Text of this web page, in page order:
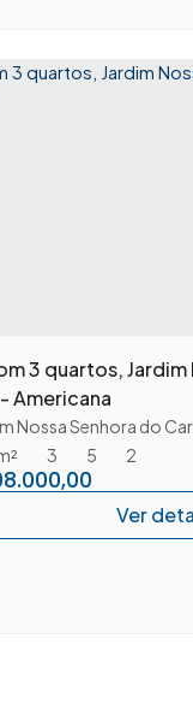
3 quartos,
Americana
Nossa Senhora do
3
5 2